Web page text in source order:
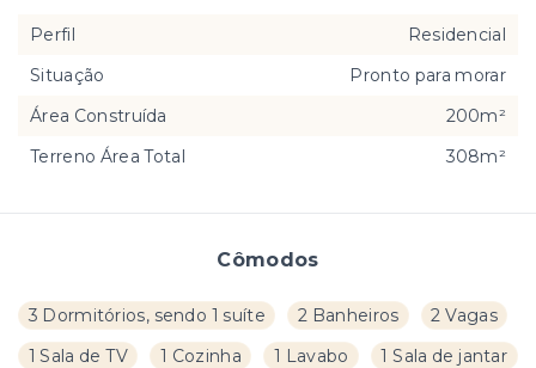
Cômodos
3 Dormitórios, sendo 1 suíte 2 Banheiros
2 Vagas
1 Sala de TV
1 Cozinha 1 Lavabo
1 Sala de jantar
Perfil
Residencial
Situação
Pronto para morar
Área Construída
200m²
Terreno Área Total
308m²